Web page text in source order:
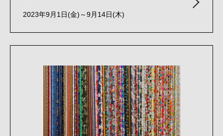
2023年9月1日(金)～9月14日(木)